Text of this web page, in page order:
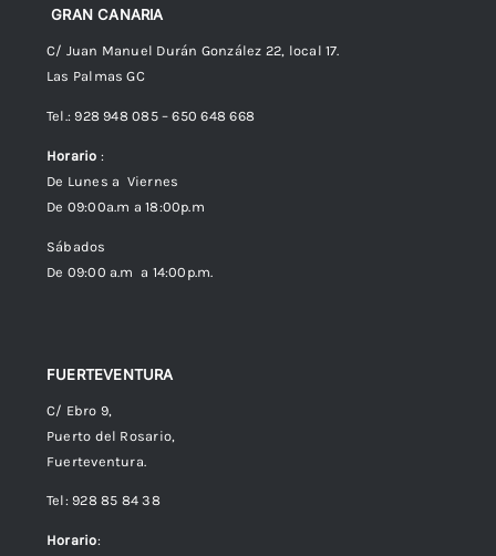
GRAN CANARIA
C/ Juan Manuel Durán González 22, local 17.
Las Palmas GC
Tel.: 928 948 085 – 650 648 668
Horario :
De Lunes a Viernes
De 09:00a.m a 18:00p.m
Sábados
De 09:00 a.m a 14:00p.m.
FUERTEVENTURA
C/ Ebro 9,
Puerto del Rosario,
Fuerteventura.
Tel: 928 85 84 38
Horario:
Preguntas frecuentes
Envíos
Política de Privacidad